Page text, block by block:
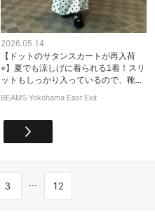
2026.05.14
【ドットのサタンスカートが再入荷
⭐︎】夏でも涼しげに着られる1着！スリ
ットもしっかり入っているので、靴...
BEAMS Yokohama East Exit
3 ... 12